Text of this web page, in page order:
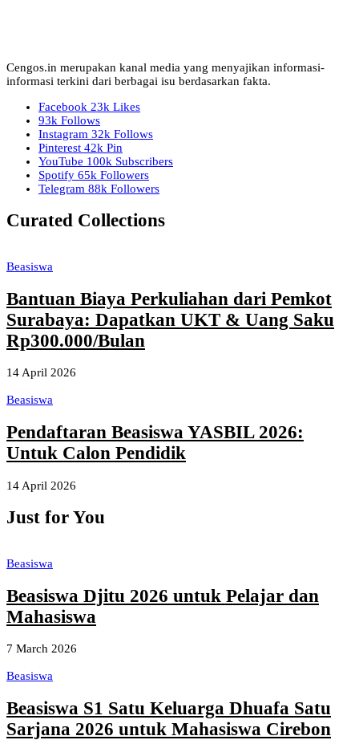
Cengos.in merupakan kanal media yang menyajikan informasi-
informasi terkini dari berbagai isu berdasarkan fakta.
Facebook 23k Likes
93k Follows
Instagram 32k Follows
Pinterest 42k Pin
YouTube 100k Subscribers
Spotify 65k Followers
Telegram 88k Followers
Curated Collections
Beasiswa
Bantuan Biaya Perkuliahan dari Pemkot
Surabaya: Dapatkan UKT & Uang Saku
Rp300.000/Bulan
14 April 2026
Beasiswa
Pendaftaran Beasiswa YASBIL 2026:
Untuk Calon Pendidik
14 April 2026
Just for You
Beasiswa
Beasiswa Djitu 2026 untuk Pelajar dan
Mahasiswa
7 March 2026
Beasiswa
Beasiswa S1 Satu Keluarga Dhuafa Satu
Sarjana 2026 untuk Mahasiswa Cirebon